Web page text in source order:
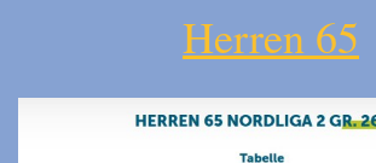
Herren 65